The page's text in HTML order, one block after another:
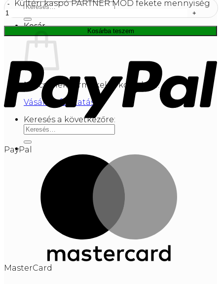
Kosár
Nincsenek termékek a kosárban.
Vásárlás folytatása
Keresés a következőre:
Kültéri kaspó PARTNER MOD fekete mennyiség
Kosárba teszem
PayPal
MasterCard